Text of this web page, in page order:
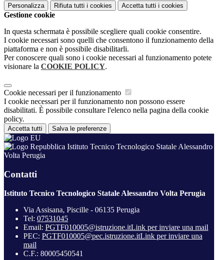
Personalizza Rifiuta tutti i cookies Accetta tutti i cookies
Gestione cookie
In questa schermata è possibile scegliere quali cookie consentire.
I cookie necessari sono quelli che consentono il funzionamento della
piattaforma e non è possibile disabilitarli.
Per conoscere quali sono i cookie necessari al funzionamento potete
visionare la COOKIE POLICY.
Cookie necessari per il funzionamento
I cookie necessari per il funzionamento non possono essere
disabilitati. È possibile consultare l'elenco nella pagina della cookie
policy.
Accetta tutti Salva le preferenze
Istituto Tecnico Tecnologico Statale Alessandro
Volta Perugia
Contatti
Istituto Tecnico Tecnologico Statale Alessandro Volta Perugia
Via Assisana, Piscille - 06135 Perugia
Tel: 07531045
Email: PGTF010005@istruzione.itLink per inviare una mail
PEC: PGTF010005@pec.istruzione.itLink per inviare una
mail
C.F.: 80005450541